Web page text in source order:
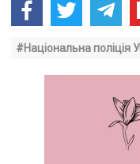
#Національна поліція